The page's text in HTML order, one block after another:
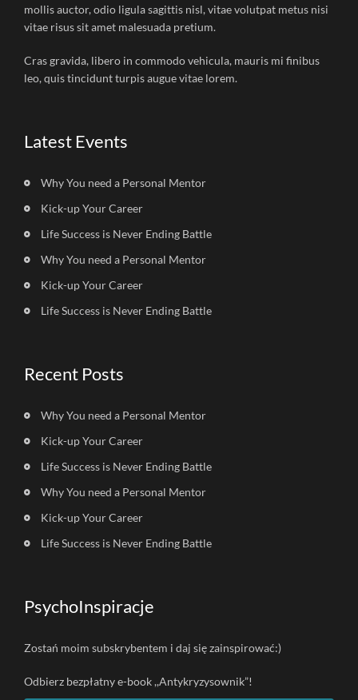
mollis auctor, odio ligula sagittis nisl, vitae volutpat metus nisi
vitae risus sit amet malesuada pretium.
Cras gravida, libero in commodo vehicula, mauris mi finibus
leo, quis tincidunt turpis augue vitae lorem.
Latest Events
Why You need a Personal Mentor
Kick-up Your Career
Life Success is Never Ending Battle
Why You need a Personal Mentor
Kick-up Your Career
Life Success is Never Ending Battle
Recent Posts
Why You need a Personal Mentor
Kick-up Your Career
Life Success is Never Ending Battle
Why You need a Personal Mentor
Kick-up Your Career
Life Success is Never Ending Battle
PsychoInspiracje
Zostań moim subskrybentem i daj się zainspirować:)
Odbierz bezpłatny e-book ,,Antykryzysownik”!